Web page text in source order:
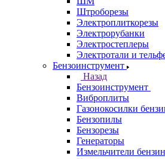
Штроборезы
Электроплиткорезы
Электрорубанки
Электростеплеры
Электротали и
Бензоинструмент
Назад
Бензоинструмент
Виброплиты
Газонокосилки
Бензопилы
Бензорезы
Генераторы
Измельчители